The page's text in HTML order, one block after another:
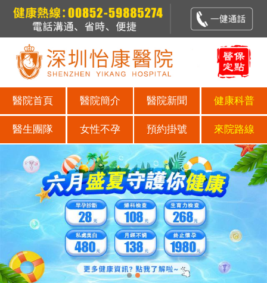
醫院首頁 醫院簡介 醫院新聞 健康科普
醫生團隊 女性不孕 預約掛號 來院路線